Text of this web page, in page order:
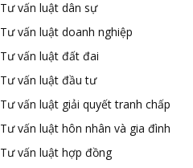
Tư vấn luật dân sự
Tư vấn luật doanh nghiệp
Tư vấn luật đất đai
Tư vấn luật đầu tư
Tư vấn luật giải quyết tranh chấp
Tư vấn luật hôn nhân và gia đình
Tư vấn luật hợp đồng